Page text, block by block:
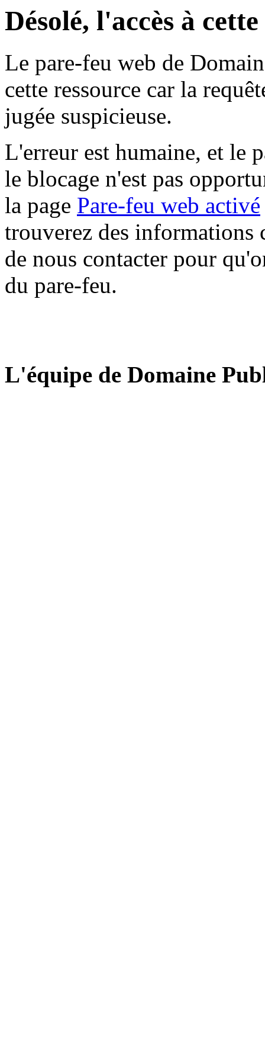
Désolé, l'accès à
Le pare-feu web de
cette ressource car la
jugée suspicieuse.
L'erreur est humaine, et le
le blocage n'est pas
la page Pare-feu web activé
trouverez des informations
de nous contacter pour
du pare-feu.
L'équipe de Domaine